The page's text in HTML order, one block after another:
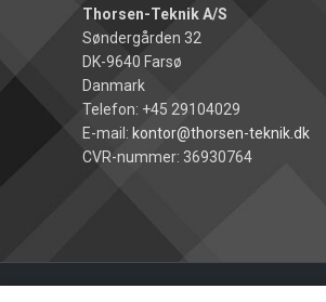
Thorsen-Teknik A/S
Søndergården 32
DK-9640 Farsø
Danmark
Telefon: +45 29104029
E-mail: kontor@thorsen-teknik.dk
CVR-nummer: 36930764